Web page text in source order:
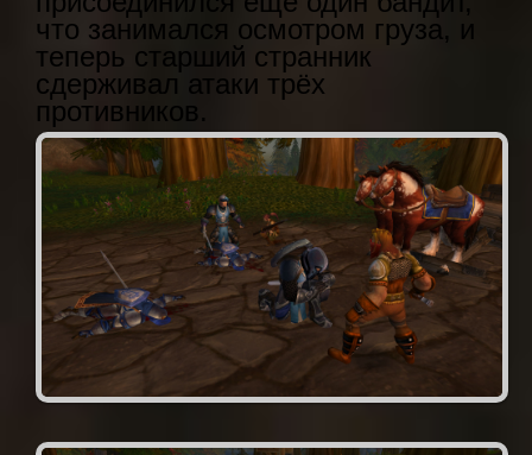
что занимался осмотром груза, и
теперь старший странник
сдерживал атаки трёх
противников.